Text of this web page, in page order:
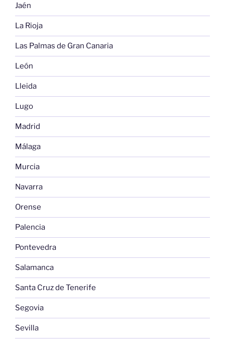
Jaén
La Rioja
Las Palmas de Gran Canaria
León
Lleida
Lugo
Madrid
Málaga
Murcia
Navarra
Orense
Palencia
Pontevedra
Salamanca
Santa Cruz de Tenerife
Segovia
Sevilla